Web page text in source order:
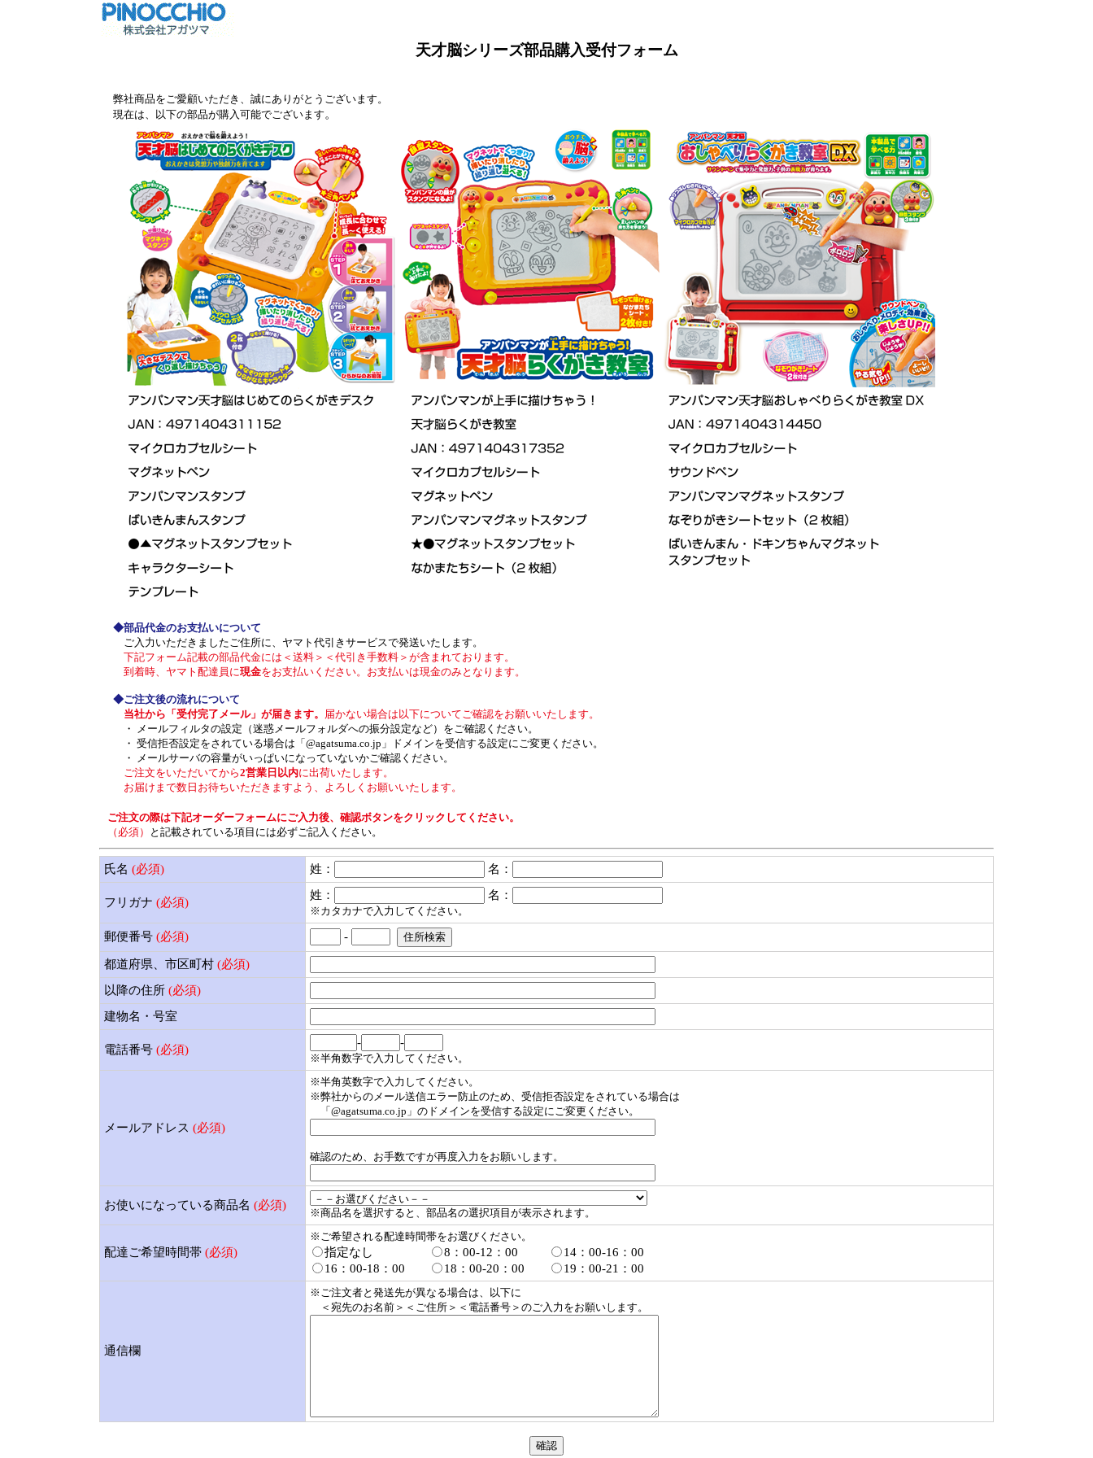
天才脳シリーズ部品購入受付フォーム
弊社商品をご愛顧いただき、誠にありがとうございます。
現在は、以下の部品が購入可能でございます。
◆部品代金のお支払いについて
ご入力いただきましたご住所に、ヤマト代引きサービスで発送いたします。
下記フォーム記載の部品代金には＜送料＞＜代引き手数料＞が含まれております。
到着時、ヤマト配達員に現金をお支払いください。 お支払いは現金のみとなります。
◆ご注文後の流れについて
当社から「受付完了メール」が届きます。 届かない場合は以下についてご確認をお願いいたします。
・ メールフィルタの設定（迷惑メールフォルダへの振分設定など）をご確認ください。
・ 受信拒否設定をされている場合は「@agatsuma.co.jp」ドメインを受信する設定にご変更ください。
・ メールサーバの容量がいっぱいになっていないかご確認ください。
ご注文をいただいてから2営業日以内に出荷いたします。
お届けまで数日お待ちいただきますよう、よろしくお願いいたします。
ご注文の際は下記オーダーフォームにご入力後、確認ボタンをクリックしてください。
（必須）
と記載されている項目には必ずご記入ください。
氏名 (必須) 姓： 名：
フリガナ (必須)
姓： 名：
※カタカナで入力してください。
郵便番号 (必須) -
都道府県、市区町村 (必須)
以降の住所 (必須)
建物名・号室
電話番号 (必須)
- -
※半角数字で入力してください。
メールアドレス (必須)
※半角英数字で入力してください。
※弊社からのメール送信エラー防止のため、受信拒否設定をされている場合は
「@agatsuma.co.jp」のドメインを受信する設定にご変更ください。
確認のため、お手数ですが再度入力をお願いします。
お使いになっている商品名 (必須)
※商品名を選択すると、部品名の選択項目が表示されます。
配達ご希望時間帯 (必須)
※ご希望される配達時間帯をお選びください。
指定なし 8：00-12：00
14：00-16：00
16：00-18：00
18：00-20：00 19：00-21：00
通信欄
※ご注文者と発送先が異なる場合は、以下に
＜宛先のお名前＞＜ご住所＞＜電話番号＞のご入力をお願いします。